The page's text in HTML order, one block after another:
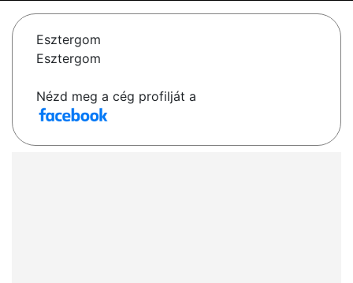
Esztergom
Esztergom
Nézd meg a cég profilját a